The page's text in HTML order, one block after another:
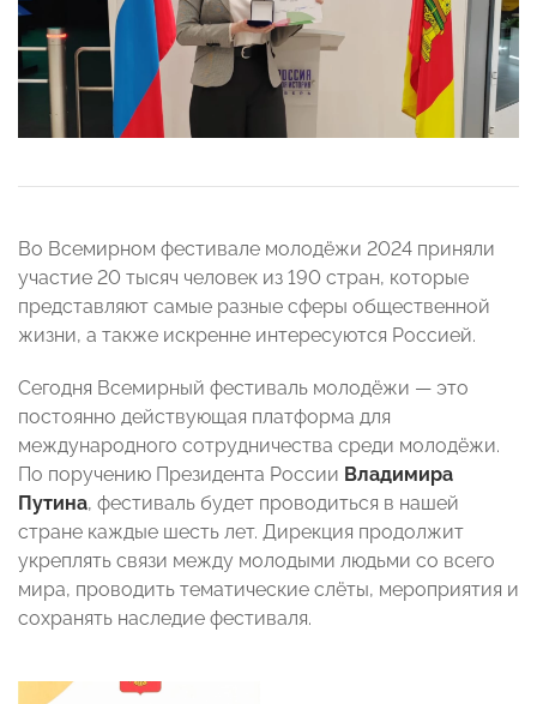
Во Всемирном фестивале молодёжи 2024 приняли
участие 20 тысяч человек из 190 стран, которые
представляют самые разные сферы общественной
жизни, а также искренне интересуются Россией.
Сегодня Всемирный фестиваль молодёжи — это
постоянно действующая платформа для
международного сотрудничества среди молодёжи.
По поручению Президента России Владимира
Путина, фестиваль будет проводиться в нашей
стране каждые шесть лет. Дирекция продолжит
укреплять связи между молодыми людьми со всего
мира, проводить тематические слёты, мероприятия и
сохранять наследие фестиваля.